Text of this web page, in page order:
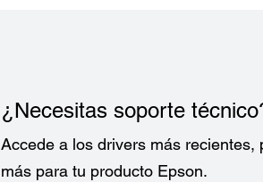
¿Necesitas soporte
Accede a los drivers más
más para tu producto Epson.